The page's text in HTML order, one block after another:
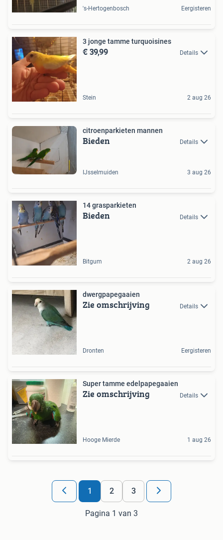
's-Hertogenbosch Eergisteren
3 jonge tamme turquoisines
€ 39,99 Details
Stein 2 aug 26
citroenparkieten mannen
Bieden Details
IJsselmuiden 3 aug 26
14 grasparkieten
Bieden Details
Bitgum 2 aug 26
dwergpapegaaien
Zie omschrijving Details
Dronten Eergisteren
Super tamme edelpapegaaien
Zie omschrijving Details
Hooge Mierde 1 aug 26
1 2 3
Pagina 1 van 3